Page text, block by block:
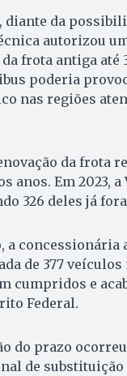
diante da
autorizou
frota antiga até
poderia
nas regiões
da frota
anos. Em 2023,
326 deles já
a
de 377
cumpridos e
Federal.
do prazo
de substituição